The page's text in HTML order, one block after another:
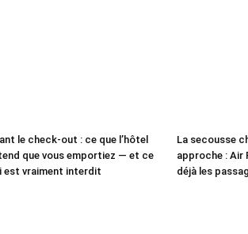
le check-out : ce que l’hôtel
que vous emportiez — et ce
est vraiment interdit
La secousse
approche : Air
déjà les